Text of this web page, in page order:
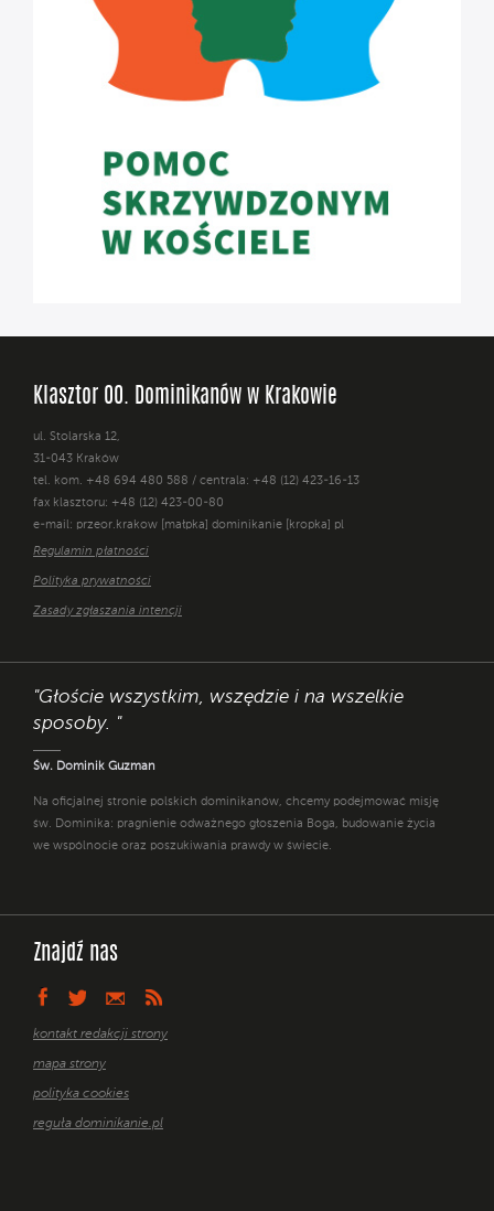
Klasztor OO. Dominikanów w Krakowie
ul. Stolarska 12,
31-043 Kraków
tel. kom. +48 694 480 588 / centrala: +48 (12) 423-16-13
fax klasztoru: +48 (12) 423-00-80
e-mail: przeor.krakow [małpka] dominikanie [kropka] pl
Regulamin płatności
Polityka prywatności
Zasady zgłaszania intencji
"Głoście wszystkim, wszędzie i na wszelkie
sposoby. "
Św. Dominik Guzman
Na oficjalnej stronie polskich dominikanów, chcemy podejmować misję
św. Dominika: pragnienie odważnego głoszenia Boga, budowanie życia
we wspólnocie oraz poszukiwania prawdy w świecie.
Znajdź nas
kontakt redakcji strony
mapa strony
polityka cookies
reguła dominikanie.pl